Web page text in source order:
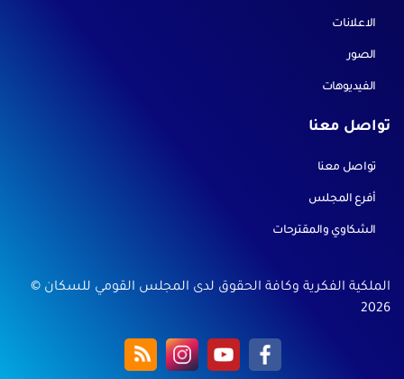
الاعلانات
الصور
الفيديوهات
تواصل معنا
تواصل معنا
أفرع المجلس
الشكاوي والمقترحات
الملكية الفكرية وكافة الحقوق لدى المجلس القومي للسكان ©
2026